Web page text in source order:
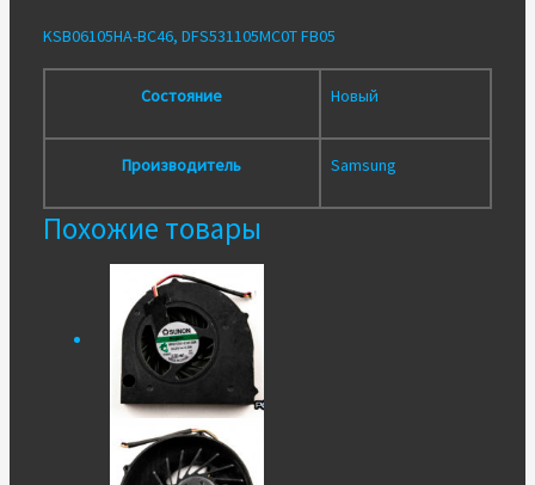
KSB06105HA-BC46, DFS531105MC0T FB05
Состояние Новый
Производитель Samsung
Похожие товары